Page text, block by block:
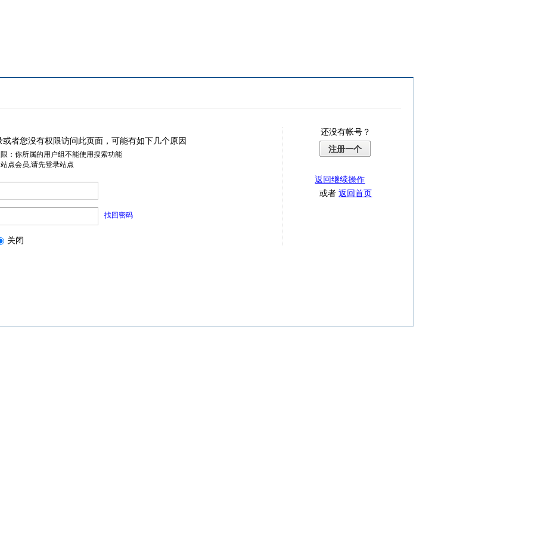
或者您没有权限访问此页面，可能有如下几个原因
：你所属的用户组不能使用搜索功能
点会员,请先登录站点
找回密码
关闭
还没有帐号？
注册一个
返回继续操作
或者返回首页